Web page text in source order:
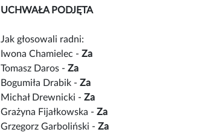
UCHWAŁA PODJĘTA
Jak głosowali radni:
Iwona Chamielec - Za
Tomasz Daros - Za
Bogumiła Drabik - Za
Michał Drewnicki - Za
Grażyna Fijałkowska - Za
Grzegorz Garboliński - Za